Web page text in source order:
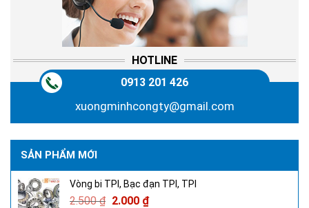
HOTLINE
0913 201 426
xuongminhcongty@gmail.com
SẢN PHẨM MỚI
Vòng bi TPI, Bạc đạn TPI, TPI
2.500₫ 2.000 ₫